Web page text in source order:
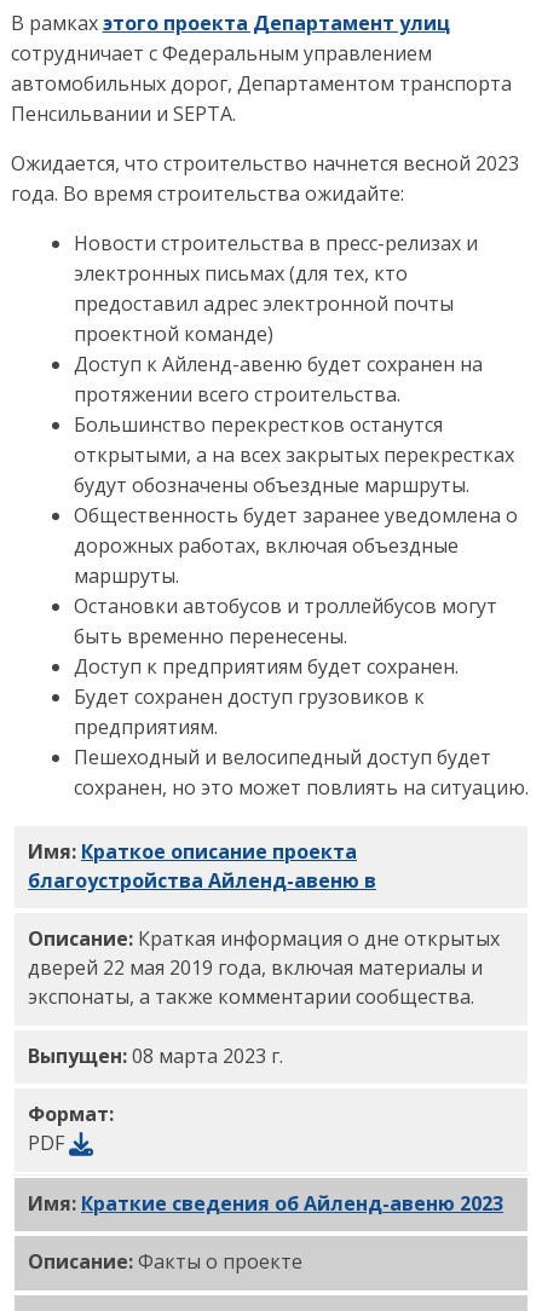
В рамкахэтого проекта Департамент улиц
сотрудничает с Федеральным управлением
автомобильных дорог, Департаментом транспорта
Пенсильвании и SEPTA.
Ожидается, что строительство начнется весной 2023
года. Во время строительства ожидайте:
Новости строительства в пресс-релизах и
электронных письмах (для тех, кто
предоставил адрес электронной почты
проектной команде)
Доступ к Айленд-авеню будет сохранен на
протяжении всего строительства.
Большинство перекрестков останутся
открытыми, а на всех закрытых перекрестках
будут обозначены объездные маршруты.
Общественность будет заранее уведомлена о
дорожных работах, включая объездные
маршруты.
Остановки автобусов и троллейбусов могут
быть временно перенесены.
Доступ к предприятиям будет сохранен.
Будет сохранен доступ грузовиков к
предприятиям.
Пешеходный и велосипедный доступ будет
сохранен, но это может повлиять на ситуацию.
Имя: Краткое описание проекта
благоустройства Айленд-авеню в
Описание: Краткая информация о дне открытых
дверей 22 мая 2019 года, включая материалы и
экспонаты, а также комментарии сообщества.
Выпущен:08 марта 2023 г.
Формат:
PDF
Имя: Краткие сведения об Айленд-авеню 2023PDF
Описание:Факты о проекте